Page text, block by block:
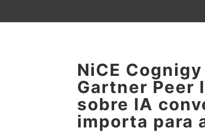
NiCE
Gartner Peer
sobre IA
importa para